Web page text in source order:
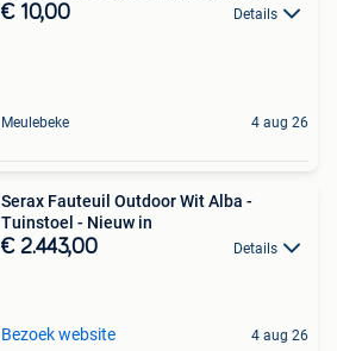
€ 10,00 Details
Meulebeke 4 aug 26
Serax Fauteuil Outdoor Wit Alba -
Tuinstoel - Nieuw in
€ 2.443,00 Details
Bezoek website 4 aug 26